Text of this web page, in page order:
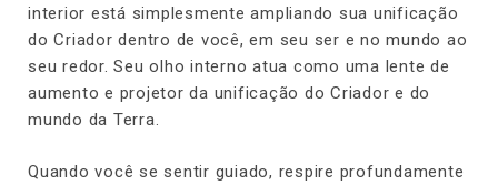
interior está simplesmente ampliando sua unificação
do Criador dentro de você, em seu ser e no mundo ao
seu redor. Seu olho interno atua como uma lente de
aumento e projetor da unificação do Criador e do
mundo da Terra.
Quando você se sentir guiado, respire profundamente